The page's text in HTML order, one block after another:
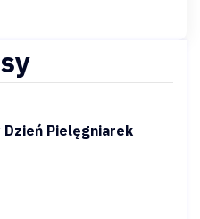
Pielęgniarek